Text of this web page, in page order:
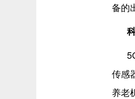
备的
传感
养老